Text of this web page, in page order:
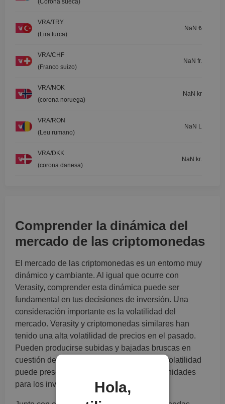
(Corona sueca)
VRA/TRY
(Lira turca)
NaN ₺
VRA/CHF
(Franco suizo)
NaN fr.
VRA/NOK
(corona noruega)
NaN kr
VRA/RON
(Leu rumano)
NaN L
VRA/DKK
(corona danesa)
NaN kr.
Comprender la dinámica del
mercado de las criptomonedas
El mercado de las criptomonedas es un entorno muy
dinámico y cambiante. Al igual que ocurre con
Verasity, comprender esta dinámica puede ser
fundamental en tus decisiones de inversión. Una
consideración importante es la volatilidad del
mercado. Verasity y criptomonedas similares han
tenido una alta volatilidad de precios en el pasado.
Pueden producirse subidas y bajadas bruscas en
cuestión de horas o incluso minutos. Esta volatilidad
puede presentar tanto riesgos como oportunidades
para los inversores interesados en VRA.
Hola,